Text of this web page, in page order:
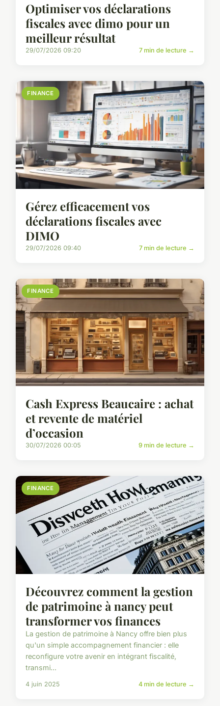
Optimiser vos déclarations
fiscales avec dimo pour un
meilleur résultat
29/07/2026 09:20 7 min de lecture →
FINANCE
Gérez efficacement vos
déclarations fiscales avec
DIMO
29/07/2026 09:40 7 min de lecture →
FINANCE
Cash Express Beaucaire : achat
et revente de matériel
d’occasion
30/07/2026 00:05 9 min de lecture →
FINANCE
Découvrez comment la gestion
de patrimoine à nancy peut
transformer vos finances
La gestion de patrimoine à Nancy offre bien plus
qu'un simple accompagnement financier : elle
reconfigure votre avenir en intégrant fiscalité,
transmi...
4 juin 2025 4 min de lecture →